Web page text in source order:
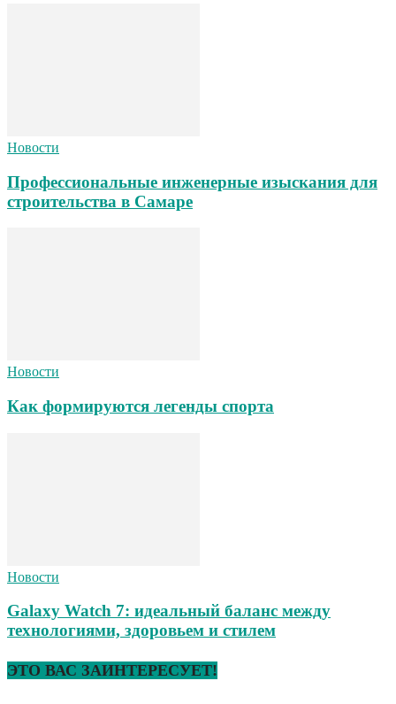
Новости
Профессиональные инженерные изыскания для
строительства в Самаре
Новости
Как формируются легенды спорта
Новости
Galaxy Watch 7: идеальный баланс между
технологиями, здоровьем и стилем
ЭТО ВАС ЗАИНТЕРЕСУЕТ!